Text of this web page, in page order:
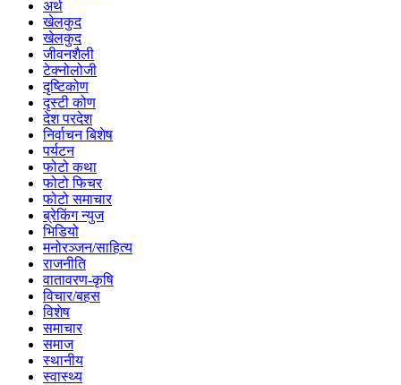
अर्थ
खेलकुद
खेलकुद
जीवनशैली
टेक्नोलोजी
दृष्टिकोण
दृस्टी कोण
देश परदेश
निर्वाचन बिशेष
पर्यटन
फोटो कथा
फोटो फिचर
फोटो समाचार
ब्रेकिंग न्युज
भिडियो
मनोरञ्जन/साहित्य
राजनीति
वातावरण-कृषि
विचार/बहस
विशेष
समाचार
समाज
स्थानीय
स्वास्थ्य